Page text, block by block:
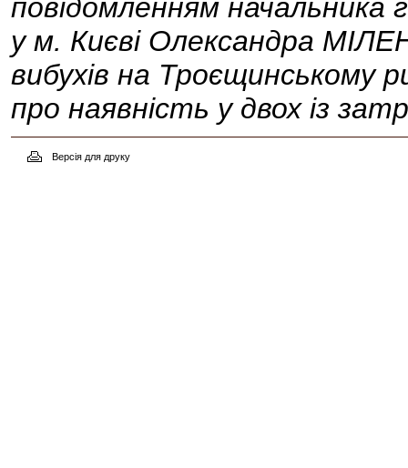
повідомленням начальника
у м. Києві Олександра
вибухів на Троєщинському
про наявність у двох із
Версія для друку